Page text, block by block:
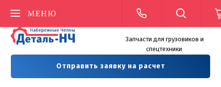
МЕНЮ
Запчасти для грузовиков и
спецтехники
Отправить заявку на расчет